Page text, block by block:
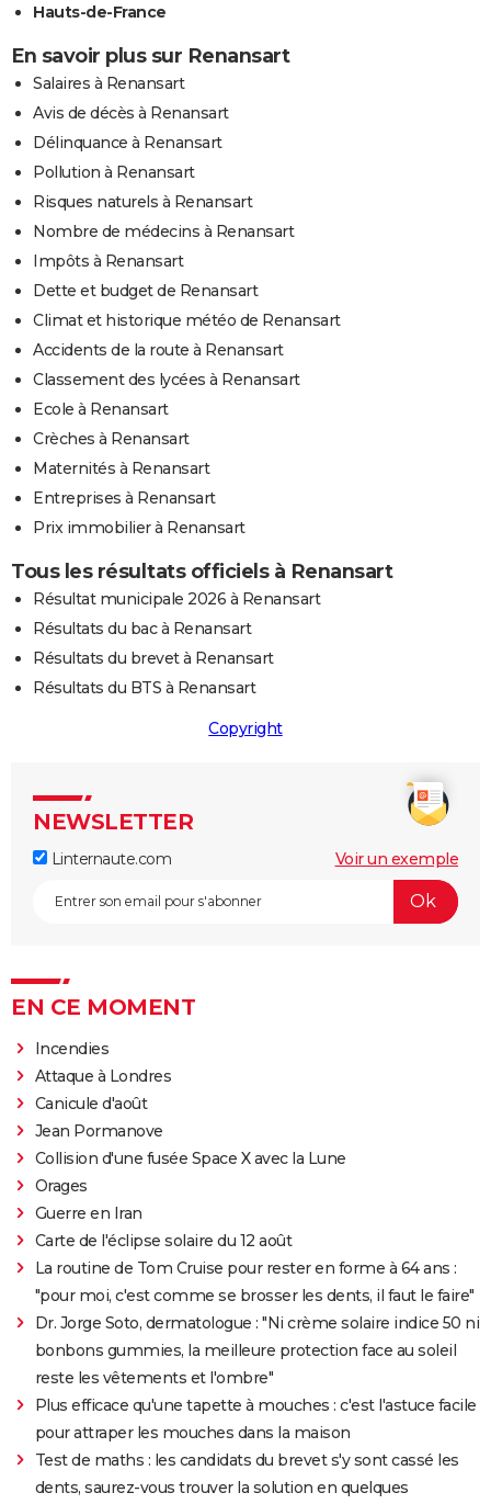
Hauts-de-France
En savoir plus sur Renansart
Salaires à Renansart
Avis de décès à Renansart
Délinquance à Renansart
Pollution à Renansart
Risques naturels à Renansart
Nombre de médecins à Renansart
Impôts à Renansart
Dette et budget de Renansart
Climat et historique météo de Renansart
Accidents de la route à Renansart
Classement des lycées à Renansart
Ecole à Renansart
Crèches à Renansart
Maternités à Renansart
Entreprises à Renansart
Prix immobilier à Renansart
Tous les résultats officiels à Renansart
Résultat municipale 2026 à Renansart
Résultats du bac à Renansart
Résultats du brevet à Renansart
Résultats du BTS à Renansart
Copyright
NEWSLETTER
Linternaute.com Voir un exemple
EN CE MOMENT
Incendies
Attaque à Londres
Canicule d'août
Jean Pormanove
Collision d'une fusée Space X avec la Lune
Orages
Guerre en Iran
Carte de l'éclipse solaire du 12 août
La routine de Tom Cruise pour rester en forme à 64 ans :
"pour moi, c'est comme se brosser les dents, il faut le faire"
Dr. Jorge Soto, dermatologue : "Ni crème solaire indice 50 ni
bonbons gummies, la meilleure protection face au soleil
reste les vêtements et l'ombre"
Plus efficace qu'une tapette à mouches : c'est l'astuce facile
pour attraper les mouches dans la maison
Test de maths : les candidats du brevet s'y sont cassé les
dents, saurez-vous trouver la solution en quelques